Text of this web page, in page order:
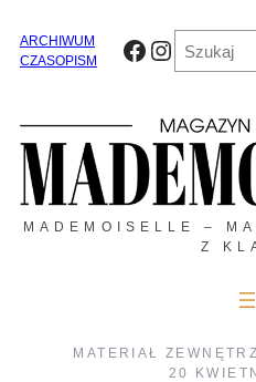
treściARCHIWUM
CZASOPISM
Facebook
Instagram
MADEMOISELLE –
Z
MATERIAŁ
20